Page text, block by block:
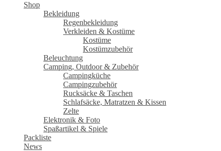
Shop
Bekleidung
Regenbekleidung
Verkleiden & Kostüme
Kostüme
Kostümzubehör
Beleuchtung
Camping, Outdoor & Zubehör
Campingküche
Campingzubehör
Rucksäcke & Taschen
Schlafsäcke, Matratzen & Kissen
Zelte
Elektronik & Foto
Spaßartikel & Spiele
Packliste
News